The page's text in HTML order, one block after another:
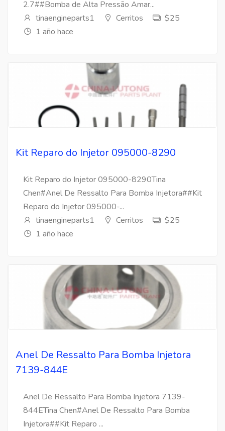
2.7##Bomba de Alta Pressão Amar...
tinaengineparts1
Cerritos
$25
1 año hace
Kit Reparo do Injetor 095000-8290
Kit Reparo do Injetor 095000-8290Tina
Chen#Anel De Ressalto Para Bomba Injetora##Kit
Reparo do Injetor 095000-...
tinaengineparts1
Cerritos
$25
1 año hace
Anel De Ressalto Para Bomba Injetora
7139-844E
Anel De Ressalto Para Bomba Injetora 7139-
844ETina Chen#Anel De Ressalto Para Bomba
Injetora##Kit Reparo ...